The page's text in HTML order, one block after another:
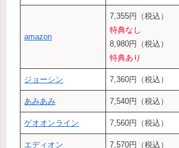
amazon
7,355円（税込）
特典なし
8,980円（税込）
特典あり
ジョーシン 7,360円（税込）
あみあみ 7,540円（税込）
ゲオオンライン 7,560円（税込）
エディオン 7,570円（税込）